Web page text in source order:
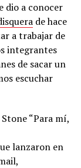
dio a conocer
de hace
a trabajar de
integrantes
de sacar un
escuchar
“Para mí,
lanzaron en